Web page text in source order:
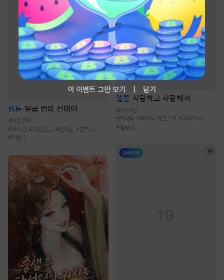
웹툰 일곱 번의 선데이
10.7만
#짝사랑 #대형견공 #현대물 #연하공
#연상수
웹툰 사랑하고 사랑해서
154만
#집착남 #후회남 #고수위 #계약관계
#절륜남
이 이벤트 그만 보기 닫기